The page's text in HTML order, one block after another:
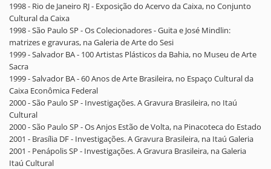
1998 - Rio de Janeiro RJ - Exposição do Acervo da Caixa, no Conjunto
Cultural da Caixa
1998 - São Paulo SP - Os Colecionadores - Guita e José Mindlin:
matrizes e gravuras, na Galeria de Arte do Sesi
1999 - Salvador BA - 100 Artistas Plásticos da Bahia, no Museu de Arte
Sacra
1999 - Salvador BA - 60 Anos de Arte Brasileira, no Espaço Cultural da
Caixa Econômica Federal
2000 - São Paulo SP - Investigações. A Gravura Brasileira, no Itaú
Cultural
2000 - São Paulo SP - Os Anjos Estão de Volta, na Pinacoteca do Estado
2001 - Brasília DF - Investigações. A Gravura Brasileira, na Itaú Galeria
2001 - Penápolis SP - Investigações. A Gravura Brasileira, na Galeria
Itaú Cultural